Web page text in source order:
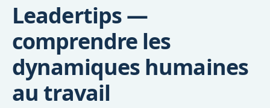
Leadertips —
comprendre les
dynamiques humaines
au travail